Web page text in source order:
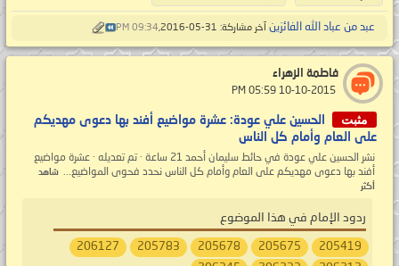
عبد من عباد الله الفائزين آخر مشاركة: 31-05-2016, 09:34 PM
فاطمة الزهراء
مثبت
الحسين علي عودة: عشرة مواضيع أفند بها دعوى مهديكم
على العام وأمام كل الناس
نشر الحسين علي عودة في حائط ‏سليمان أحمد 21 ساعة · تم تعديله · عشرة مواضيع
أفند بها دعوى مهديكم على العام وأمام كل الناس نحدد فحوى المواضيع... شاهد
أكثر
ردود الإمام في هذا الموضوع
205419
205675
205678
205783
206127